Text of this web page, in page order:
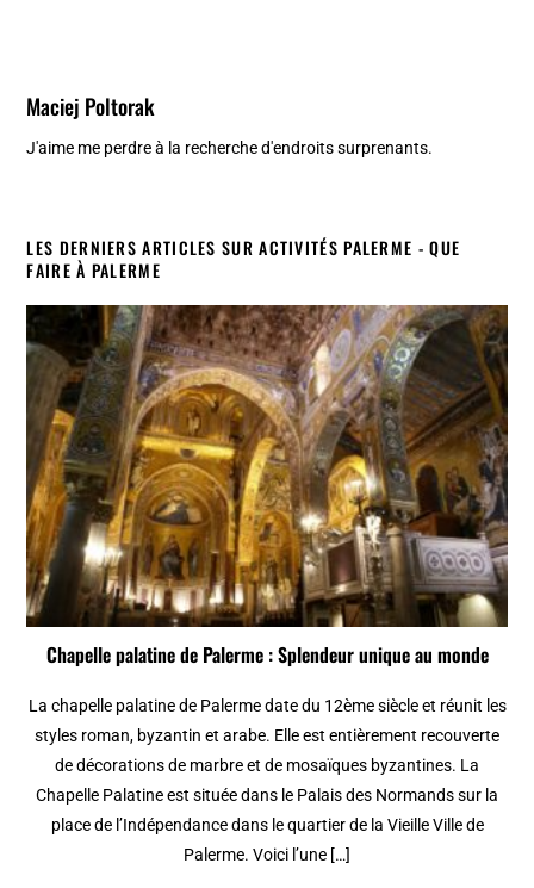
Maciej Poltorak
J'aime me perdre à la recherche d'endroits surprenants.
LES DERNIERS ARTICLES SUR ACTIVITÉS PALERME - QUE
FAIRE À PALERME
Chapelle palatine de Palerme : Splendeur unique au monde
La chapelle palatine de Palerme date du 12ème siècle et réunit les
styles roman, byzantin et arabe. Elle est entièrement recouverte
de décorations de marbre et de mosaïques byzantines. La
Chapelle Palatine est située dans le Palais des Normands sur la
place de l’Indépendance dans le quartier de la Vieille Ville de
Palerme. Voici l’une […]